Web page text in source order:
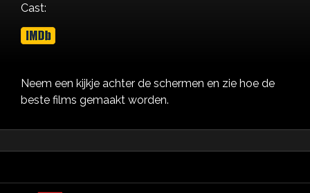
Cast:
Neem een kijkje achter de schermen en zie hoe de
beste films gemaakt worden.